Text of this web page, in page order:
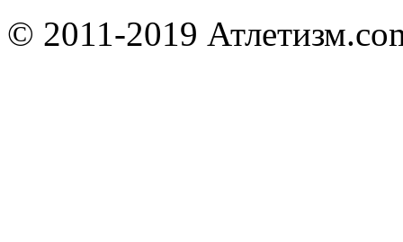
© 2011-2019